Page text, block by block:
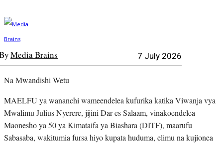
Media Brains 7 July 2026
Na Mwandishi Wetu
MAELFU ya wananchi wameendelea kufurika katika Viwanja vya
Mwalimu Julius Nyerere, jijini Dar es Salaam, vinakoendelea
Maonesho ya 50 ya Kimataifa ya Biashara (DITF), maarufu
Sabasaba, wakitumia fursa hiyo kupata huduma, elimu na kujionea